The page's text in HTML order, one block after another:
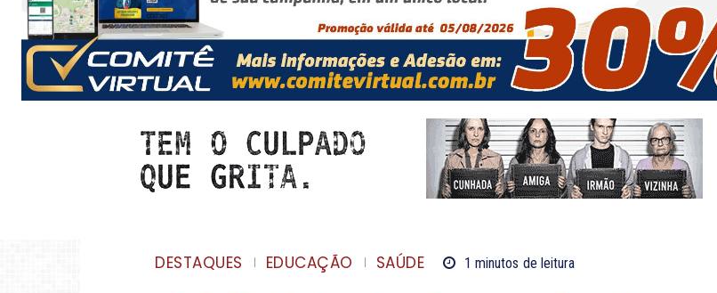
DESTAQUES EDUCAÇÃO SAÚDE 1 minutos de leitura